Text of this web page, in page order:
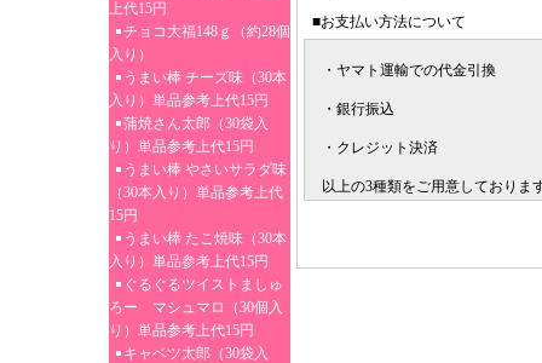
上代15円
チョコ大福148ｇ（約28個
入り）
うまい棒 チーズ味（30本
入り）単品参考上代15円
蒲焼さん太郎（30袋入
り）単品参考上代15円
うまい棒 やさいサラダ味
（30本入り）単品参考上代
15円
うまい棒 たこ焼味（30本
入り）単品参考上代15円
ぐるぐるツイストましゅ
ろー マシュマロ（30個入
り）単品参考上代15円
キャベツ太郎（30袋入
■お支払い方法について
・ヤマト運輸での代金引換
・銀行振込
・クレジット決済
以上の3種類をご用意しておりま